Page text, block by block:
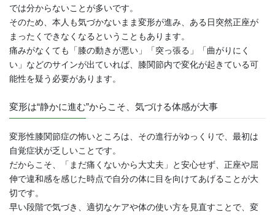
では分からないことが多いです。
そのため、本人も気づかないまま変形が進み、ある日突然正座が
まったくできなくなるということもあります。
痛みがなくても「膝の動きが悪い」「突っ張る」「曲がりにく
い」などのサインが出ていれば、膝関節内で変化が起きている可
能性を疑う必要があります。
変形は“静かに進む”からこそ、気づける体感が大事
変形性膝関節症の怖いところは、その進行がゆっくりで、最初は
自覚症状が乏しいことです。
だからこそ、「まだ痛くないから大丈夫」と安心せず、正座や屈
伸で違和感を感じた時点で自分の体に目を向けてあげることが大
切です。
早い段階で気づき、適切なケアや体の使い方を見直すことで、変